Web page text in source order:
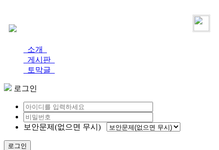
소개
게시판
토막글
로그인
보안문제(없으면 무시)
로그인